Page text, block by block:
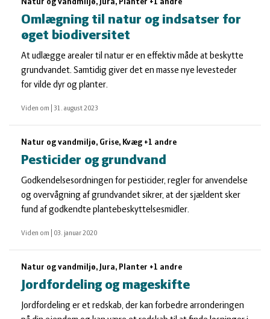
Natur og vandmiljø, Jura, Planter +1 andre
Omlægning til natur og indsatser for
øget biodiversitet
At udlægge arealer til natur er en effektiv måde at beskytte
grundvandet. Samtidig giver det en masse nye levesteder
for vilde dyr og planter.
Viden om 31. august 2023
Natur og vandmiljø, Grise, Kvæg +1 andre
Pesticider og grundvand
Godkendelsesordningen for pesticider, regler for anvendelse
og overvågning af grundvandet sikrer, at der sjældent sker
fund af godkendte plantebeskyttelsesmidler.
Viden om 03. januar 2020
Natur og vandmiljø, Jura, Planter +1 andre
Jordfordeling og mageskifte
Jordfordeling er et redskab, der kan forbedre arronderingen